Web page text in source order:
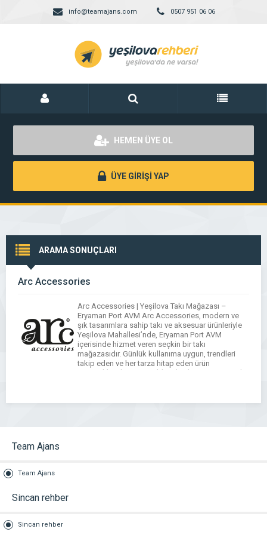
info@teamajans.com 0507 951 06 06
HEMEN ÜYE OL
ÜYE GİRİŞİ YAP
ARAMA SONUÇLARI
Arc Accessories
Arc Accessories | Yeşilova Takı Mağazası –
Eryaman Port AVM Arc Accessories, modern ve
şık tasarımlara sahip takı ve aksesuar ürünleriyle
Yeşilova Mahallesi’nde, Eryaman Port AVM
içerisinde hizmet veren seçkin bir takı
mağazasıdır. Günlük kullanıma uygun, trendleri
takip eden ve her tarza hitap eden ürün
seçenekleriyle Eryaman’da takı alışverişinin tercih
Team Ajans
Team Ajans
Sincan rehber
Sincan rehber